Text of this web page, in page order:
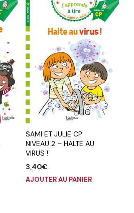
SAMI ET JULIE CP
NIVEAU 2 – HALTE AU
VIRUS !
3,40€
AJOUTER AU PANIER